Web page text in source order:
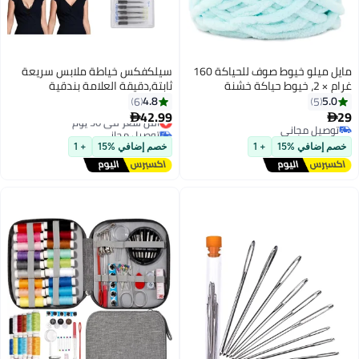
مايل ميلو خيوط صوف للحياكة 160
غرام × 2، خيوط حياكة خشنة
للكروشيه، خيوط ناعمة مكتنزة
لمشاريع صنع كرات مخملية يدوية
الصنع للشنط والسترات والاحذية
والقبعات والبطانيات والاوشحة أزرق
5.0
5
29
توصيل مجاني
توصيل مجاني
خصم إضافي %15 + 1
سيلكفكس خياطة ملابس سريعة
ثابتة,دقيقة العلامة بندقية
مجموعة لثابتة الملابس ميني
خياطة بندقية للملابس سريعة
أبيض 500 أسود الميكرو المثبتات
4.8
6
42.99
أقل سعر في 30 يوم
توصيل مجاني
أقل سعر في 30 يوم
خصم إضافي %15 + 1